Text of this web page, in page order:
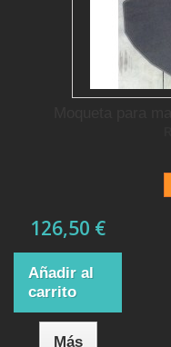
126,50 €
Añadir al
carrito
Más